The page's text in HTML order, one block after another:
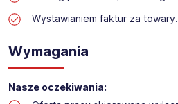
budowlanym
Wystawianiem faktur za towary.
Wymagania
Nasze oczekiwania: